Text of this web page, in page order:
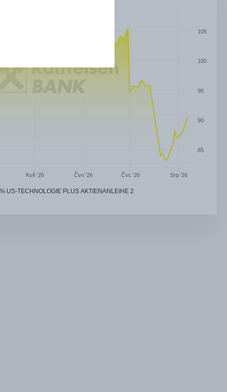
US-TECHNOLOGIE PLUS AKTIENANLEIHE 2
Kvě '26 Čvn '26 Čvc '26 Srp '26
85
90
95
100
105